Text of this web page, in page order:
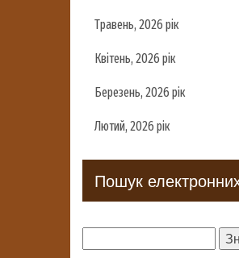
Травень, 2026 рік
Квітень, 2026 рік
Березень, 2026 рік
Лютий, 2026 рік
Пошук